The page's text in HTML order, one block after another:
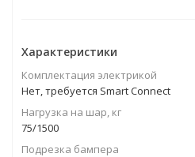
Характеристики
Комплектация электрикой
Нет, требуется Smart Connect
Нагрузка на шар, кг
75/1500
Подрезка бампера